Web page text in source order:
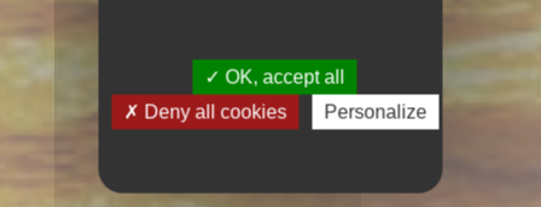
OK, accept all
Deny all cookies
Personalize